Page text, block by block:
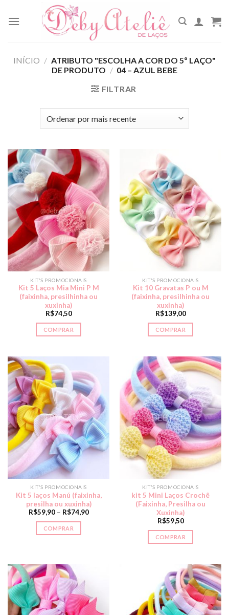
INÍCIO / ATRIBUTO "ESCOLHA A COR DO 5º LAÇO"
DE PRODUTO / 04 – AZUL BEBE
FILTRAR
KIT'S PROMOCIONAIS
Kit 5 Laços Mia Mini P M
(faixinha, presilhinha ou
xuxinha)
R$74,50
COMPRAR
KIT'S PROMOCIONAIS
Kit 10 Gravatas P ou M
(faixinha, presilhinha ou
xuxinha)
R$139,00
COMPRAR
KIT'S PROMOCIONAIS
Kit 5 laços Manú (faixinha,
presilha ou xuxinha)
R$59,90– R$74,90
COMPRAR
KIT'S PROMOCIONAIS
kit 5 Mini Laços Crochê
(Faixinha, Presilha ou
Xuxinha)
R$59,50
COMPRAR